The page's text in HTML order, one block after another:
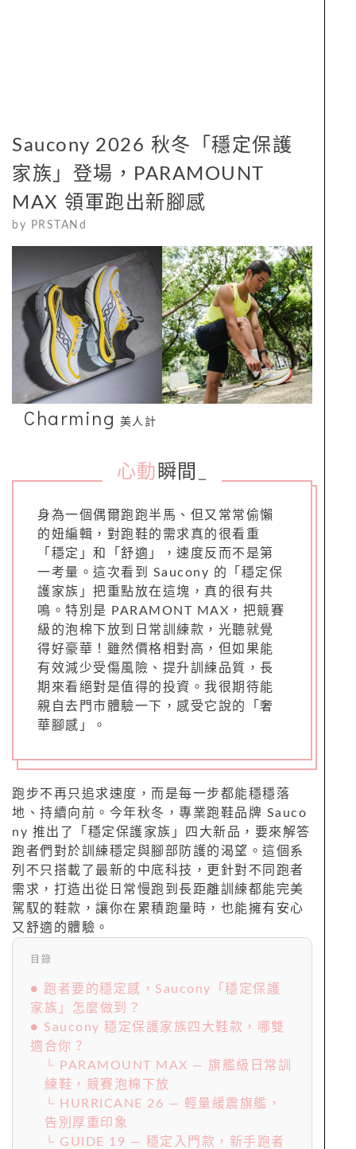
Saucony 2026 秋冬「穩定保護
家族」登場，PARAMOUNT
MAX 領軍跑出新腳感
by PRSTANd
Charming 美人計
心動 瞬間
身為一個偶爾跑跑半馬、但又常常偷懶
的妞編輯，對跑鞋的需求真的很看重
「穩定」和「舒適」，速度反而不是第
一考量。這次看到 Saucony 的「穩定保
護家族」把重點放在這塊，真的很有共
鳴。特別是 PARAMONT MAX，把競賽
級的泡棉下放到日常訓練款，光聽就覺
得好豪華！雖然價格相對高，但如果能
有效減少受傷風險、提升訓練品質，長
期來看絕對是值得的投資。我很期待能
親自去門市體驗一下，感受它說的「奢
華腳感」。
跑步不再只追求速度，而是每一步都能穩穩落
地、持續向前。今年秋冬，專業跑鞋品牌 Sauco
ny 推出了「穩定保護家族」四大新品，要來解答
跑者們對於訓練穩定與腳部防護的渴望。這個系
列不只搭載了最新的中底科技，更針對不同跑者
需求，打造出從日常慢跑到長距離訓練都能完美
駕馭的鞋款，讓你在累積跑量時，也能擁有安心
又舒適的體驗。
目錄
● 跑者要的穩定感，Saucony「穩定保護
家族」怎麼做到？
● Saucony 穩定保護家族四大鞋款，哪雙
適合你？
└ PARAMOUNT MAX — 旗艦級日常訓
練鞋，競賽泡棉下放
└ HURRICANE 26 — 輕量緩震旗艦，
告別厚重印象
└ GUIDE 19 — 穩定入門款，新手跑者